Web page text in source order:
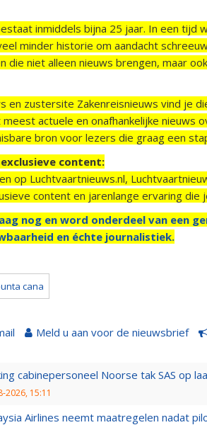
inmiddels bijna 25 jaar. In een tijd
minder historie om aandacht
die niet alleen nieuws brengen, maar
en zustersite Zakenreisnieuws vind je
actuele en onafhankelijke nieuws
bron voor lezers die graag een
content:
op Luchtvaartnieuws.nl,
content en jarenlange ervaring
nog en word onderdeel van een
en échte journalistiek.
cana
Meld u aan voor de nieuwsbrief
cabinepersoneel Noorse tak SAS op
2026, 15:11
Airlines neemt maatregelen nadat